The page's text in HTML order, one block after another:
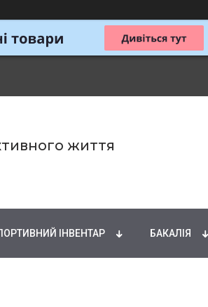
життя
ІНВЕНТАР БАКАЛІЯ